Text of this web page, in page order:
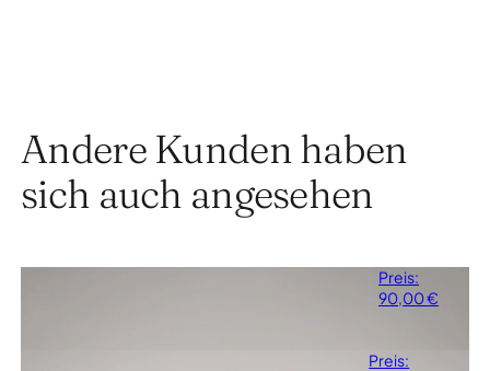
Andere Kunden haben
sich auch angesehen
Preis:
90,00€
Preis: